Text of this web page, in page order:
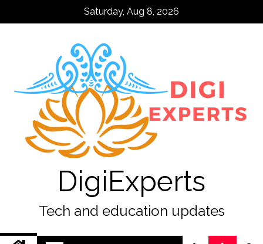
Saturday, Aug 8, 2026
DigiExperts
Tech and education updates